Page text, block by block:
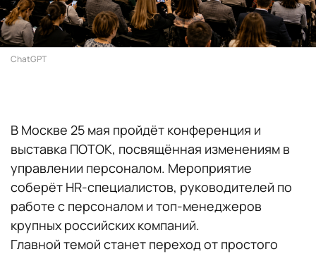
ChatGPT
В Москве 25 мая пройдёт конференция и
выставка ПОТОК, посвящённая изменениям в
управлении персоналом. Мероприятие
соберёт HR-специалистов, руководителей по
работе с персоналом и топ-менеджеров
крупных российских компаний.
Главной темой станет переход от простого